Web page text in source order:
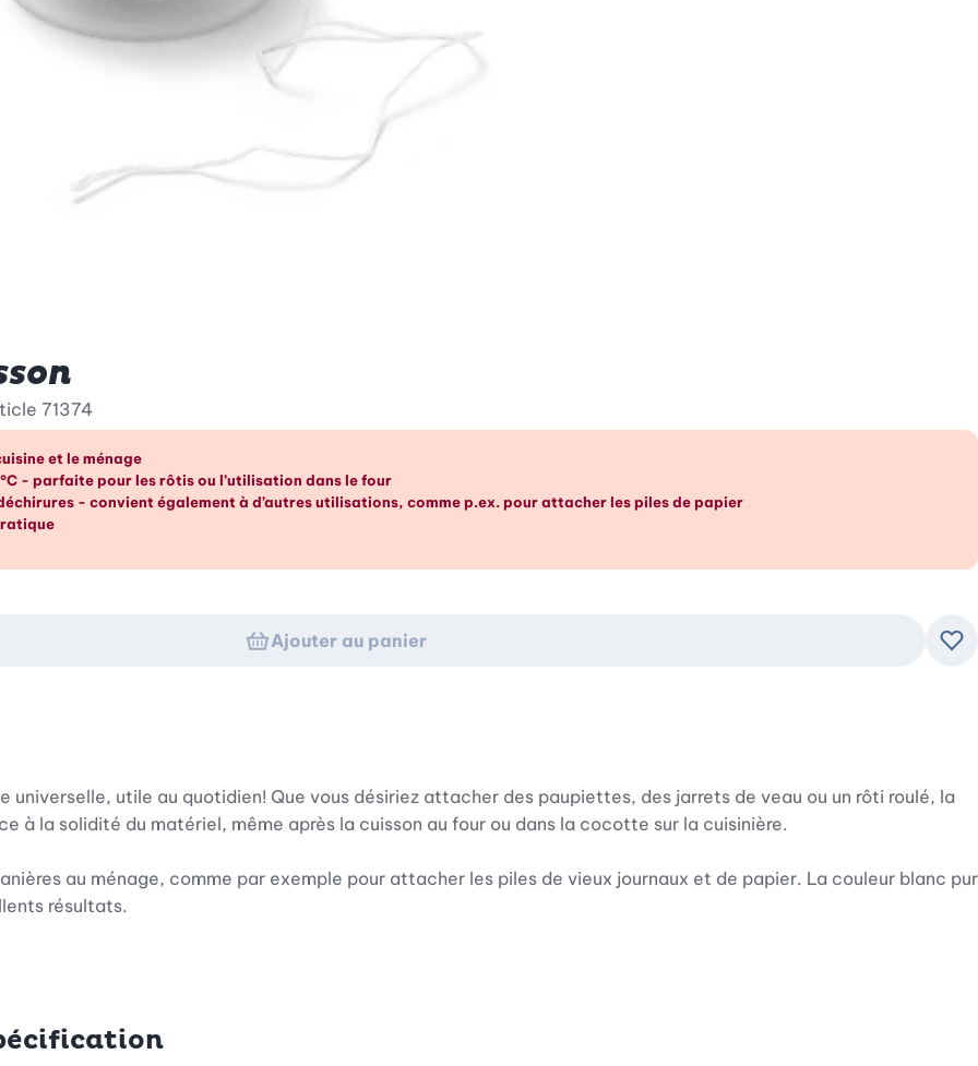
71374
en un coup d’œil
et le ménage
- parfaite pour les rôtis ou l’utilisation dans le four
- convient également à d’autres utilisations, comme p.ex. pour attacher les piles de papier
Ajouter au panier
universelle, utile au quotidien! Que vous désiriez attacher des paupiettes, des jarrets de veau ou un rôti roulé, la
à la solidité du matériel, même après la cuisson au four ou dans la cocotte sur la cuisinière.
au ménage, comme par exemple pour attacher les piles de vieux journaux et de papier. La couleur blanc pur
résultats.